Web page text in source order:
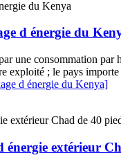
d énergie du
une consommation
exploité ; le pays
d énergie du Kenya]
extérieur